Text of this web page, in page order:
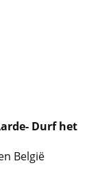
Durf het
België